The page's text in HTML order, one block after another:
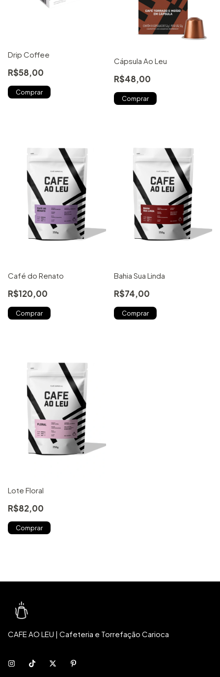
Drip Coffee
R$58,00
Cápsula Ao Leu
R$48,00
Comprar
Café do Renato
R$120,00
Comprar
Bahia Sua Linda
R$74,00
Comprar
Lote Floral
R$82,00
Comprar
CAFE AO LEU | Cafeteria e Torrefação Carioca